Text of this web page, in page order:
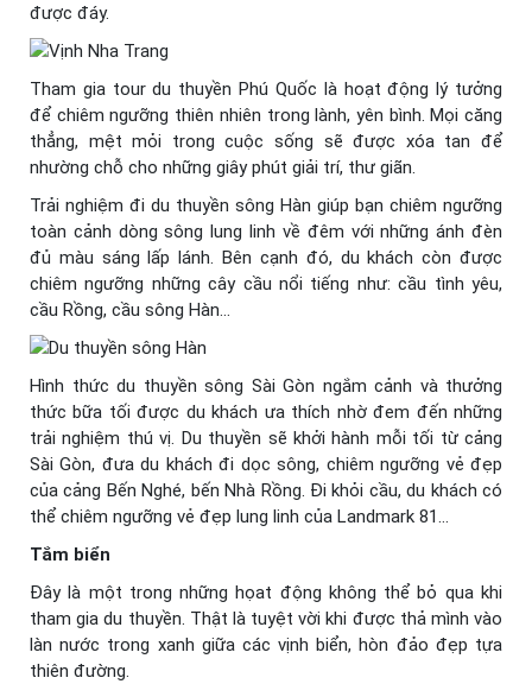
được đáy.
Tham gia tour du thuyền Phú Quốc là hoạt động lý tưởng
để chiêm ngưỡng thiên nhiên trong lành, yên bình. Mọi căng
thẳng, mệt mỏi trong cuộc sống sẽ được xóa tan để
nhường chỗ cho những giây phút giải trí, thư giãn.
Trải nghiệm đi du thuyền sông Hàn giúp bạn chiêm ngưỡng
toàn cảnh dòng sông lung linh về đêm với những ánh đèn
đủ màu sáng lấp lánh. Bên cạnh đó, du khách còn được
chiêm ngưỡng những cây cầu nổi tiếng như: cầu tình yêu,
cầu Rồng, cầu sông Hàn…
Hình thức du thuyền sông Sài Gòn ngắm cảnh và thưởng
thức bữa tối được du khách ưa thích nhờ đem đến những
trải nghiệm thú vị. Du thuyền sẽ khởi hành mỗi tối từ cảng
Sài Gòn, đưa du khách đi dọc sông, chiêm ngưỡng vẻ đẹp
của cảng Bến Nghé, bến Nhà Rồng. Đi khỏi cầu, du khách có
thể chiêm ngưỡng vẻ đẹp lung linh của Landmark 81…
Tắm biển
Đây là một trong những họat động không thể bỏ qua khi
tham gia du thuyền. Thật là tuyệt vời khi được thả mình vào
làn nước trong xanh giữa các vịnh biển, hòn đảo đẹp tựa
thiên đường.